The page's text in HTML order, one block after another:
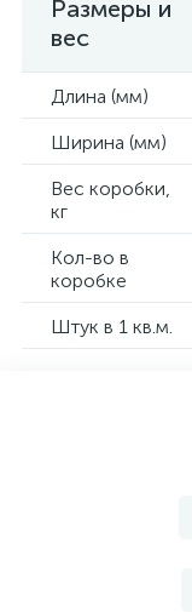
Размеры и
вес
Длина (мм)
Ширина (мм)
Вес коробки,
кг
Кол-во в
коробке
Штук в 1 кв.м.